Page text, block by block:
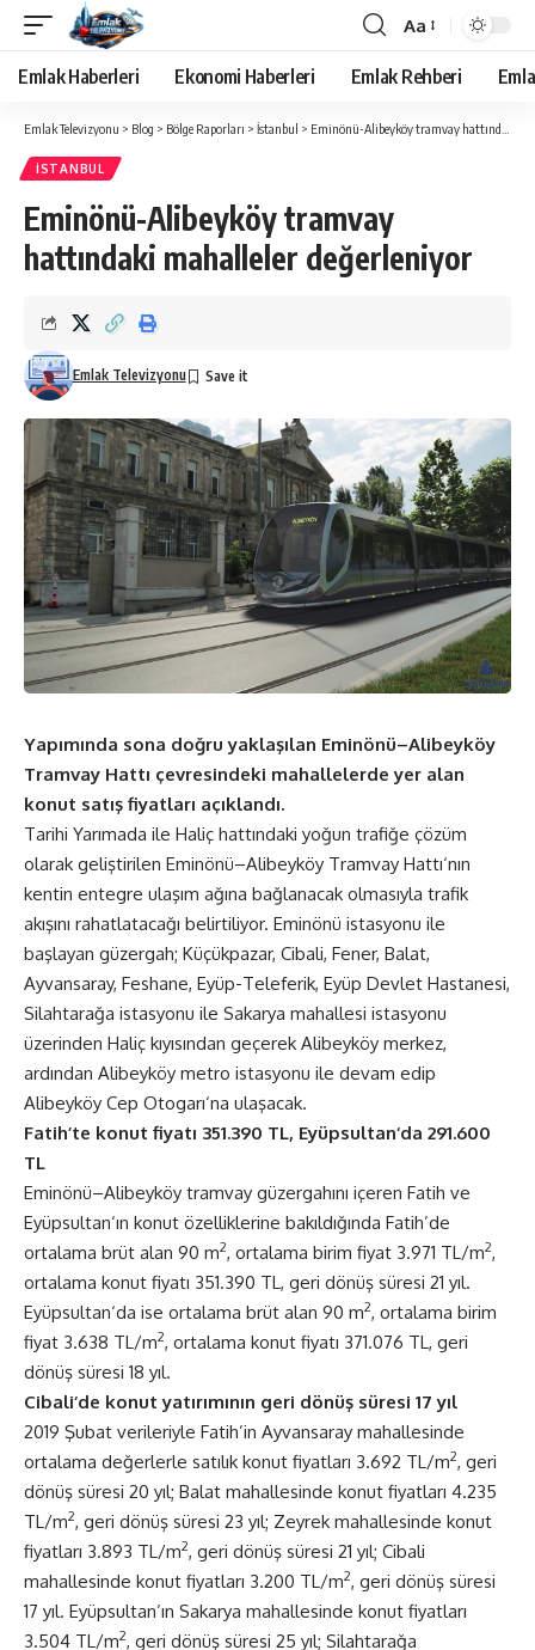
Yazı
Tipi
Boyutlandırıcı
Aa
Emlak Haberleri Ekonomi Haberleri Emlak Rehberi
Emlak Televizyonu > Blog > Bölge Raporları > İstanbul > Eminönü-Alibeyköy tramvay hattındaki mahalleler değerleniyor
İSTANBUL
Eminönü-Alibeyköy tramvay
hattındaki mahalleler değerleniyor
Emlak Televizyonu
Yapımında sona doğru yaklaşılan Eminönü–Alibeyköy
Tramvay Hattı çevresindeki mahallelerde yer alan
konut satış fiyatları açıklandı.
Tarihi Yarımada ile Haliç hattındaki yoğun trafiğe çözüm
olarak geliştirilen Eminönü–Alibeyköy Tramvay Hattı‘nın
kentin entegre ulaşım ağına bağlanacak olmasıyla trafik
akışını rahatlatacağı belirtiliyor. Eminönü istasyonu ile
başlayan güzergah; Küçükpazar, Cibali, Fener, Balat,
Ayvansaray, Feshane, Eyüp-Teleferik, Eyüp Devlet Hastanesi,
Silahtarağa istasyonu ile Sakarya mahallesi istasyonu
üzerinden Haliç kıyısından geçerek Alibeyköy merkez,
ardından Alibeyköy metro istasyonu ile devam edip
Alibeyköy Cep Otogarı‘na ulaşacak.
Fatih’te konut fiyatı 351.390 TL, Eyüpsultan‘da 291.600
TL
Eminönü–Alibeyköy tramvay güzergahını içeren Fatih ve
Eyüpsultan‘ın konut özelliklerine bakıldığında Fatih’de
ortalama brüt alan 90 m2, ortalama birim fiyat 3.971 TL/m2,
ortalama konut fiyatı 351.390 TL, geri dönüş süresi 21 yıl.
Eyüpsultan‘da ise ortalama brüt alan 90 m2, ortalama birim
fiyat 3.638 TL/m2, ortalama konut fiyatı 371.076 TL, geri
dönüş süresi 18 yıl.
Cibali‘de konut yatırımının geri dönüş süresi 17 yıl
2019 Şubat verileriyle Fatih’in Ayvansaray mahallesinde
ortalama değerlerle satılık konut fiyatları 3.692 TL/m2, geri
dönüş süresi 20 yıl; Balat mahallesinde konut fiyatları 4.235
TL/m2, geri dönüş süresi 23 yıl; Zeyrek mahallesinde konut
fiyatları 3.893 TL/m2, geri dönüş süresi 21 yıl; Cibali
mahallesinde konut fiyatları 3.200 TL/m2, geri dönüş süresi
17 yıl. Eyüpsultan’ın Sakarya mahallesinde konut fiyatları
3.504 TL/m2, geri dönüş süresi 25 yıl; Silahtarağa